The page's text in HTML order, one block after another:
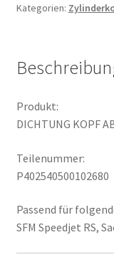
Kategorien:
Produkt:
DICHTUNG KOPF
Teilenummer:
P402540500102680
Passend für
SFM Speedjet RS,